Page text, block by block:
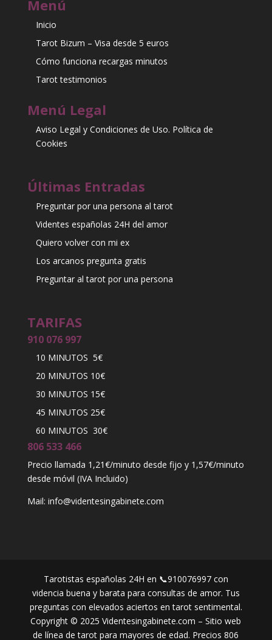
Menú
Inicio
Tarot Bizum – Visa desde 5 euros
Cómo funciona recargas minutos
Tarot testimonios
Menú Legal
Aviso Legal y Condiciones de Uso. Política de
Cookies
Últimas Entradas
Preguntar por una persona al tarot
Videntes españolas 24H del amor
Quiero volver con mi ex
Los arcanos pregunta gratis
Preguntar al tarot por una persona
TARIFAS
910 076 997
10 MINUTOS 5€
20 MINUTOS 10€
30 MINUTOS 15€
45 MINUTOS 25€
60 MINUTOS 30€
806 533 466
Precio llamada 1,21€/minuto desde fijo y 1,57€/minuto
desde móvil (IVA Incluido)
Mail: info@videntesingabinete.com
Tarotistas españolas 24H en 📞910076997 con
videncia buena y barata para consultas de amor. Tus
preguntas con elevados aciertos en tarot sentimental.
Copyright © 2025 Videntesingabinete.com – Sitio web
de línea de tarot para mayores de edad. Precios 806